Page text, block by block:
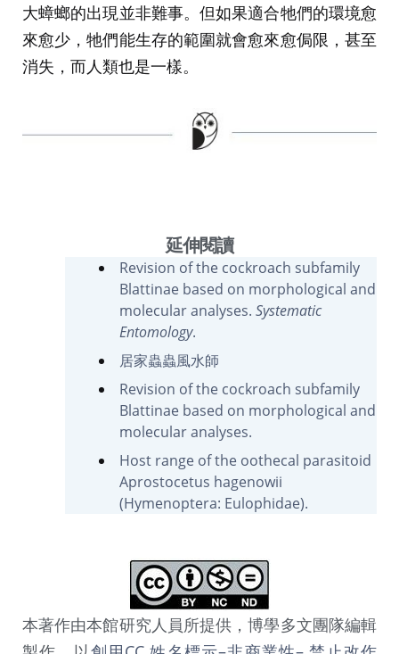
大蟑螂的出現並非難事。但如果適合牠們的環境愈
來愈少，牠們能生存的範圍就會愈來愈侷限，甚至
消失，而人類也是一樣。
延伸閱讀
Revision of the cockroach subfamily
Blattinae based on morphological and
molecular analyses. Systematic
Entomology.
居家蟲蟲風水師
Revision of the cockroach subfamily
Blattinae based on morphological and
molecular analyses.
Host range of the oothecal parasitoid
Aprostocetus hagenowii
(Hymenoptera: Eulophidae).
本著作由本館研究人員所提供，博學多文團隊編輯